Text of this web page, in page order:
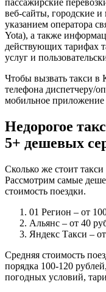
пассажирские
веб-сайты, городские
указанием оператора
Yota), а также
действующих тарифах
услуг и
Чтобы вызвать такси в
телефона диспетчеру/
мобильное
Недорогое
5+ дешевых
Сколько же стоит
Рассмотрим самые
стоимость поездки.
01 Регион – от
Альянс – от 40
Яндекс Такси –
Средняя стоимость
порядка 100-120
погодных условий,